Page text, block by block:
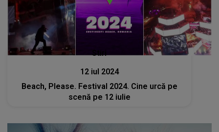
Stiri
12 iul 2024
Beach, Please. Festival 2024. Cine urcă pe
scenă pe 12 iulie